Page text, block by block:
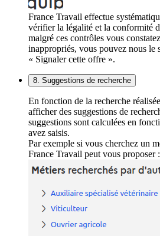
France Travail effectue
vérifier la légalité et la conformité
malgré ces contrôles vous
inappropriés, vous pouvez nous le
« Signaler cette offre ».
8. Suggestions de recherche
En fonction de la recherche
afficher des suggestions de
suggestions sont calculées en
avez saisis.
Par exemple si vous cherchez un
France Travail peut vous proposer :